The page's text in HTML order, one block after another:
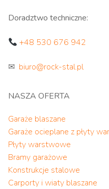
Doradztwo techniczne:
+48 530 676 942
✉ biuro@rock-stal.pl
NASZA OFERTA
Garaże blaszane
Garaże ocieplane z płyty
Płyty warstwowe
Bramy garażowe
Konstrukcje stalowe
Carporty i wiaty blaszane